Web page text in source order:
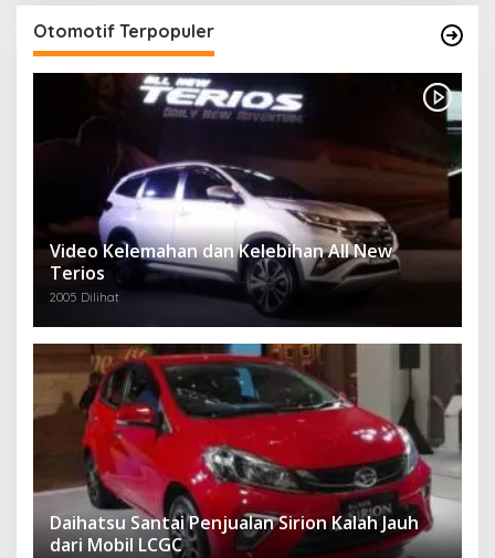
Otomotif Terpopuler
Video Kelemahan dan Kelebihan All New
Terios
2005 Dilihat
Daihatsu Santai Penjualan Sirion Kalah Jauh
dari Mobil LCGC